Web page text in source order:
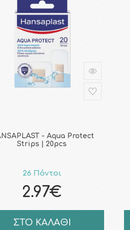
- Aqua Protect
Strips | 20pcs
26 Πόντοι
2.97€
ΣΤΟ ΚΑΛΑΘΙ